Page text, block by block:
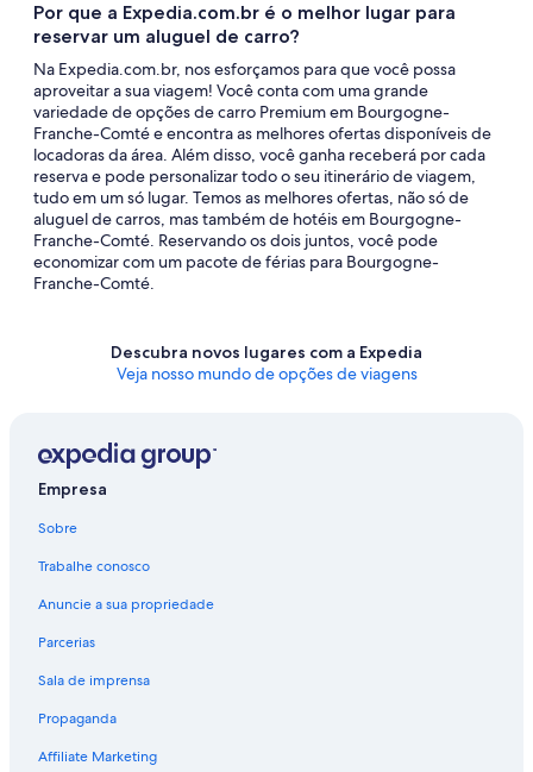
Por que a Expedia.com.br é o melhor lugar para
reservar um aluguel de carro?
Na Expedia.com.br, nos esforçamos para que você possa
aproveitar a sua viagem! Você conta com uma grande
variedade de opções de carro Premium em Bourgogne-
Franche-Comté e encontra as melhores ofertas disponíveis de
locadoras da área. Além disso, você ganha receberá por cada
reserva e pode personalizar todo o seu itinerário de viagem,
tudo em um só lugar. Temos as melhores ofertas, não só de
aluguel de carros, mas também de hotéis em Bourgogne-
Franche-Comté. Reservando os dois juntos, você pode
economizar com um pacote de férias para Bourgogne-
Franche-Comté.
Descubra novos lugares com a Expedia
Veja nosso mundo de opções de viagens
Empresa
Sobre
Trabalhe conosco
Anuncie a sua propriedade
Parcerias
Sala de imprensa
Propaganda
Affiliate Marketing